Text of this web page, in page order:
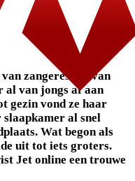
zangeres Jet van
al van jongs af aan
gezin vond ze haar
al snel
Wat begon als
uit tot iets groters.
Jet online een trouwe